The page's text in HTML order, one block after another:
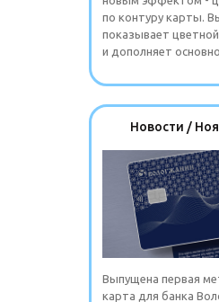
по контуру карты.
показывает
и дополняет
Новости /
Выпущена первая
карта для банка